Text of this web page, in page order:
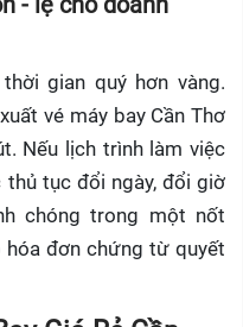
gian quý hơn vàng.
vé máy bay Cần Thơ
Nếu lịch trình làm việc
tục đổi ngày, đổi giờ
chóng trong một nốt
hóa đơn chứng từ quyết